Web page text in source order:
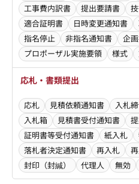
工事費内訳書
提出要請書
適合証明書
日時変更通知書
指名停止
非指名通知書 企
プロポーザル実施要領
様式
応札・書類提出
応札 見積依頼通知書 入札
入札箱
見積書受付通知書
証明書等受付通知書
紙入札
落札者決定通知書
再入札
封印（封緘）
代理人 無効